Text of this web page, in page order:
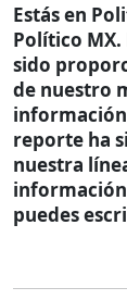
Estás en
Político
sido
de nuestro
reporte ha
nuestra
información
puedes